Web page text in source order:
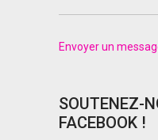
Envoyer un
SOUTENEZ-
FACEBOOK !